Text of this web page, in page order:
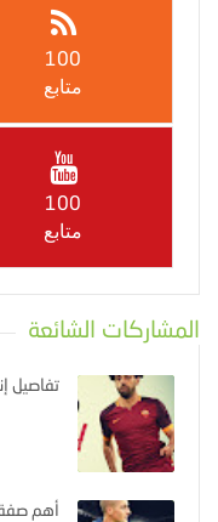
100
متابع
100
متابع
المشاركات الشائعة
تفاصيل
أهم